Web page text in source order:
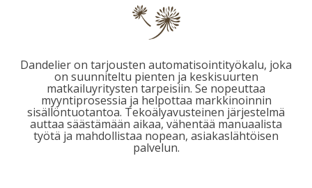
Dandelier on tarjousten automatisointityökalu, joka
on suunniteltu pienten ja keskisuurten
matkailuyritysten tarpeisiin. Se nopeuttaa
myyntiprosessia ja helpottaa markkinoinnin
sisällöntuotantoa. Tekoälyavusteinen järjestelmä
auttaa säästämään aikaa, vähentää manuaalista
työtä ja mahdollistaa nopean, asiakaslähtöisen
palvelun.